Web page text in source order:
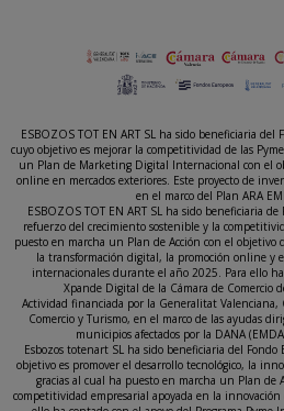
ESBOZOS TOT EN ART SL ha sido beneficiaria del
cuyo objetivo es mejorar la competitividad de las
un Plan de Marketing Digital Internacional con el
online en mercados exteriores. Este proyecto de
en el marco del Plan ARA
ESBOZOS TOT EN ART SL ha sido beneficiaria
refuerzo del crecimiento sostenible y la
puesto en marcha un Plan de Acción con el
la transformación digital, la promoción online y
internacionales durante el año 2025. Para ello
Xpande Digital de la Cámara de Comercio
Actividad financiada por la Generalitat
Comercio y Turismo, en el marco de las ayudas
municipios afectados por la DANA
Esbozos totenart SL ha sido beneficiaria del Fondo
objetivo es promover el desarrollo tecnológico, la
gracias al cual ha puesto en marcha un Plan de
competitividad empresarial apoyada en la